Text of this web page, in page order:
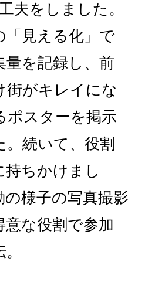
夫をしました。
「見える化」で
量を記録し、前
街がキレイにな
ポスターを掲示
続いて、役割
持ちかけまし
様子の写真撮影
な役割で参加